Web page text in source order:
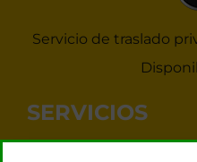
Servicio de traslado
SERVICIOS